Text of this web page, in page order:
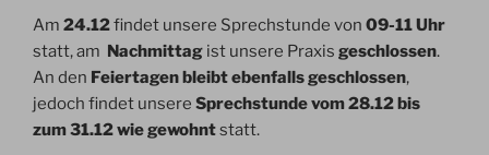
Am 24.12findet unsere Sprechstunde von 09-11 Uhr
statt, am Nachmittag ist unsere Praxis geschlossen.
An den Feiertagen bleibt ebenfalls geschlossen,
jedoch findet unsere Sprechstunde vom 28.12 bis
zum 31.12 wie gewohntstatt.